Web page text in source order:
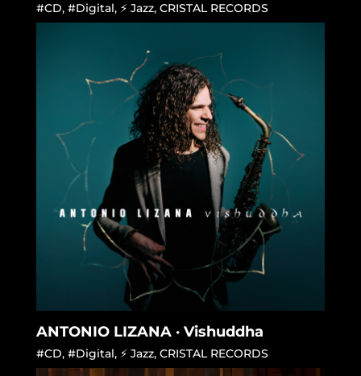
#CD, #Digital, ⚡ Jazz, CRISTAL RECORDS
ANTONIO LIZANA · Vishuddha
#CD, #Digital, ⚡ Jazz, CRISTAL RECORDS